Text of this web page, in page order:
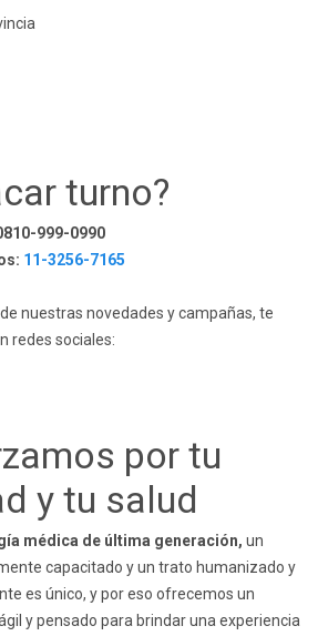
turno?
999-0990
11-3256-7165
nuestras novedades y campañas, te
redes sociales:
por tu
y tu salud
médica de última generación, un
capacitado y un trato humanizado y
es único, y por eso ofrecemos un
y pensado para brindar una experiencia